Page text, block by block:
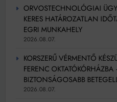
ORVOSTECHNOLÓGIAI
KERES HATÁROZATLAN
EGRI MUNKAHELY
2026.08.07.
KORSZERŰ VÉRMENTŐ
FERENC OKTATÓKÓRHÁZBA
BIZTONSÁGOSABB
2026.08.07.